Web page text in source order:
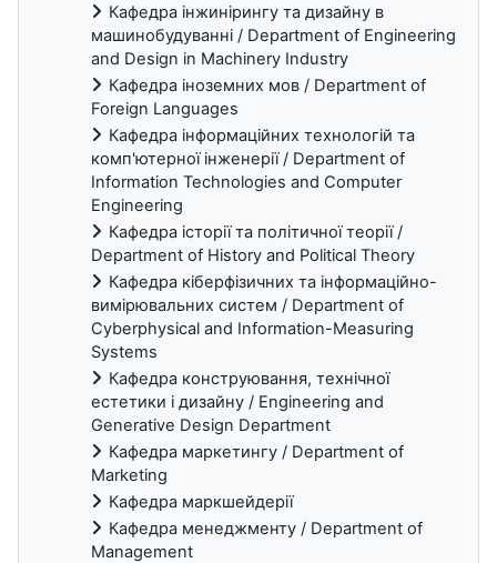
Кафедра інжинірингу та дизайну в
машинобудуванні / Department of Engineering
and Design in Machinery Industry
Кафедра іноземних мов / Department of
Foreign Languages
Кафедра інформаційних технологій та
комп'ютерної інженерії / Department of
Information Technologies and Computer
Engineering
Кафедра історії та політичної теорії /
Department of History and Political Theory
Кафедра кіберфізичних та інформаційно-
вимірювальних систем / Department of
Cyberphysical and Information-Measuring
Systems
Кафедра конструювання, технічної
естетики і дизайну / Engineering and
Generative Design Department
Кафедра маркетингу / Department of
Marketing
Кафедра маркшейдерії
Кафедра менеджменту / Department of
Management